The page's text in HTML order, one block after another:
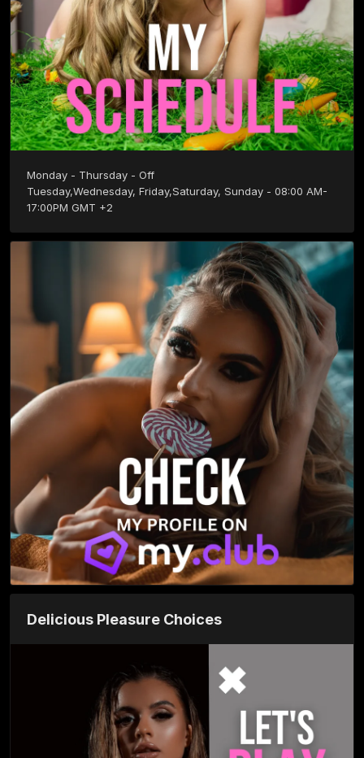
Monday - Thursday - Off
Tuesday,Wednesday, Friday,Saturday, Sunday - 08:00 AM-
17:00PM GMT +2
Delicious Pleasure Choices